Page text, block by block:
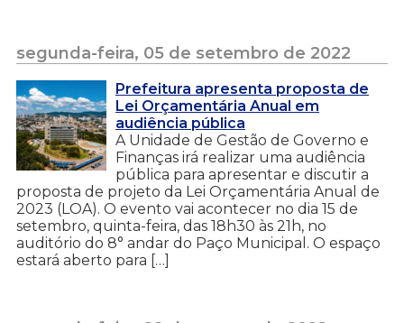
segunda-feira, 05 de setembro de 2022
Prefeitura apresenta proposta de
Lei Orçamentária Anual em
audiência pública
A Unidade de Gestão de Governo e
Finanças irá realizar uma audiência
pública para apresentar e discutir a
proposta de projeto da Lei Orçamentária Anual de
2023 (LOA). O evento vai acontecer no dia 15 de
setembro, quinta-feira, das 18h30 às 21h, no
auditório do 8° andar do Paço Municipal. O espaço
estará aberto para […]